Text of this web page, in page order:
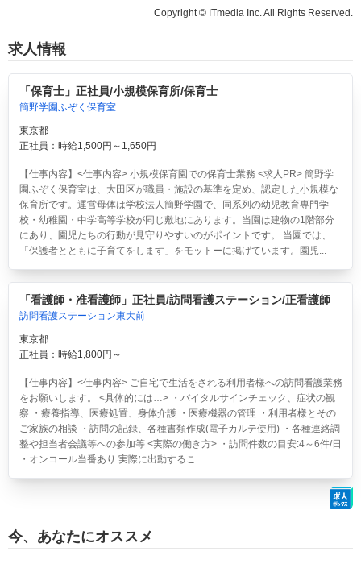
Copyright © ITmedia Inc. All Rights Reserved.
求人情報
「保育士」正社員/小規模保育所/保育士
簡野学園ふぞく保育室
東京都
正社員：時給1,500円～1,650円
【仕事内容】<仕事内容> 小規模保育園での保育士業務 <求人PR> 簡野学
園ふぞく保育室は、大田区が職員・施設の基準を定め、認定した小規模な
保育所です。運営母体は学校法人簡野学園で、同系列の幼児教育専門学
校・幼稚園・中学高等学校が同じ敷地にあります。当園は建物の1階部分
にあり、園児たちの行動が見守りやすいのがポイントです。 当園では、
「保護者とともに子育てをします」をモットーに掲げています。園児...
「看護師・准看護師」正社員/訪問看護ステーション/正看護師
訪問看護ステーション東大前
東京都
正社員：時給1,800円～
【仕事内容】<仕事内容> ご自宅で生活をされる利用者様への訪問看護業務
をお願いします。 <具体的には…> ・バイタルサインチェック、症状の観
察 ・療養指導、医療処置、身体介護 ・医療機器の管理 ・利用者様とその
ご家族の相談 ・訪問の記録、各種書類作成(電子カルテ使用) ・各種連絡調
整や担当者会議等への参加等 <実際の働き方> ・訪問件数の目安:4～6件/日
・オンコール当番あり 実際に出動するこ...
今、あなたにオススメ